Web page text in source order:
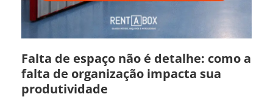
Falta de espaço não é detalhe: como a
falta de organização impacta sua
produtividade